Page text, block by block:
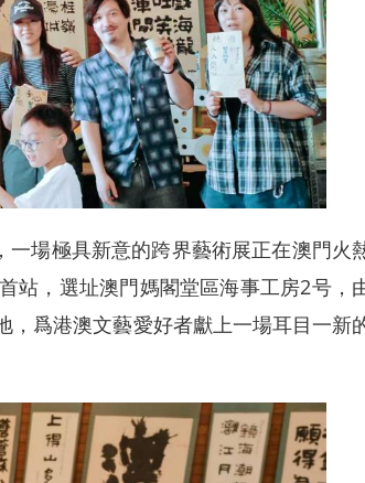
場極具新意的跨界藝術展正在澳門火
站，選址澳門媽閣堂區海事工房2号，
，爲港澳文藝愛好者獻上一場耳目一新